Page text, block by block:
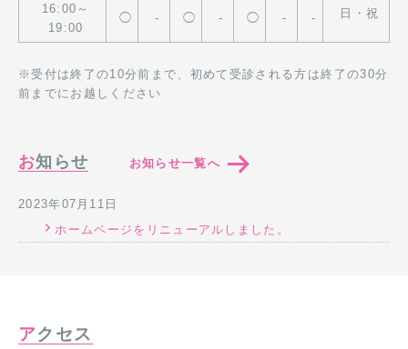
日・祝
16:00～
19:00
◯ - ◯ - ◯ - -
※受付は終了の10分前まで、初めて受診される方は終了の30分
前までにお越しください
お知らせ お知らせ一覧へ
2023年07月11日
ホームページをリニューアルしました。
アクセス